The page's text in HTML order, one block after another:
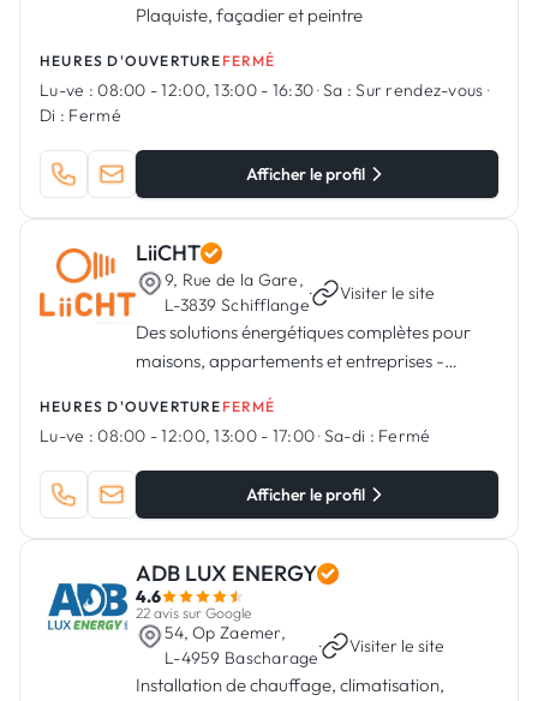
Plaquiste, façadier et peintre
HEURES D'OUVERTURE FERMÉ
Lu-ve : 08:00 - 12:00, 13:00 - 16:30·Sa : Sur rendez-vous ·
Di : Fermé
Afficher le profil
LiiCHT
9, Rue de la Gare,
L-3839 Schifflange
· Visiter le site
Des solutions énergétiques complètes pour
maisons, appartements et entreprises -
Installations électriques & domotiques
HEURES D'OUVERTURE FERMÉ
Lu-ve : 08:00 - 12:00, 13:00 - 17:00·Sa-di : Fermé
Afficher le profil
ADB LUX ENERGY
4.6
22 avis sur Google
54, Op Zaemer,
L-4959 Bascharage
· Visiter le site
Installation de chauffage, climatisation,